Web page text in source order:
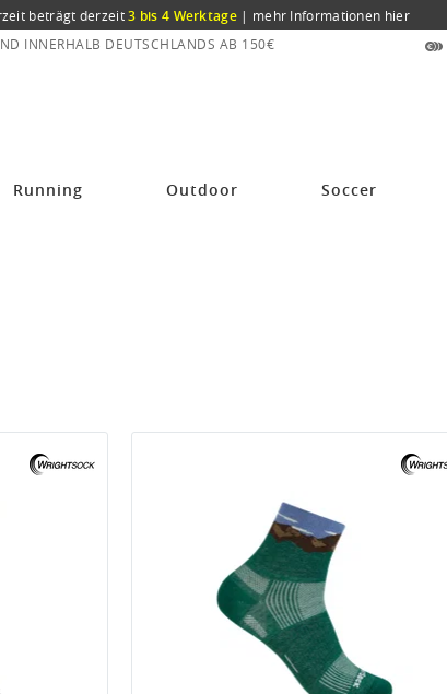
beträgt derzeit3 bis 4 Werktage | mehr Informationen hier
INNERHALB DEUTSCHLANDS AB 150€
Running Outdoor Soccer